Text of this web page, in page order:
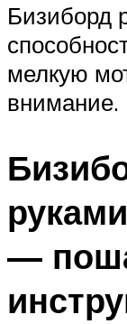
Бизиборд
мелкую
внимание.
—